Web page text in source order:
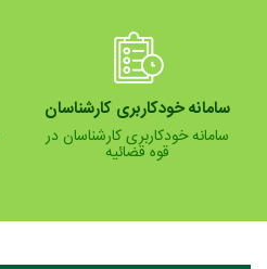
سامانه خودکاربری کارشناسان
سامانه خودکاربری کارشناسان در
قوه قضائیه